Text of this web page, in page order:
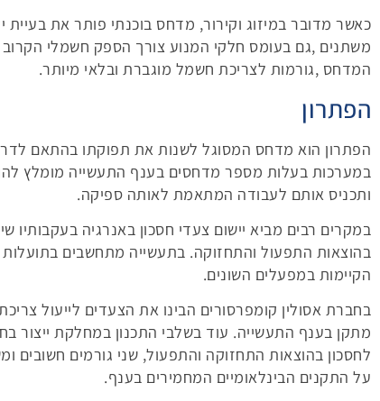
כאשר מדובר במיזוג וקירור, מדחס בוכנתי פותר את בעיית
משתנים ,גם בעומס חלקי המנוע צורך הספק חשמלי
המדחס ,גורמות לצריכת חשמל מוגברת ובלאי מיותר.
הפתרון
הפתרון הוא מדחס המסוגל לשנות את תפוקתו בהתאם
במערכות בעלות מספר מדחסים בענף התעשייה מומלץ
ותכניס אותם לעבודה המתאמת לאותה ספיקה.
במקרים רבים מביא יישום צעדי חסכון באנרגיה בעקבותיו
בהוצאות התפעול והתחזוקה. בתעשייה מתחשבים בתועלות
הקיימות במפעלים השונים.
בחברת אסולין קומפרסורים הבינו את הצעדים לייעול
מתקן בענף התעשייה. עוד בשלבי התכנון במחלקת ייצור
לחסכון בהוצאות התחזוקה והתפעול, שני גורמים
על התקנים הבינלאומיים המחמירים בענף.